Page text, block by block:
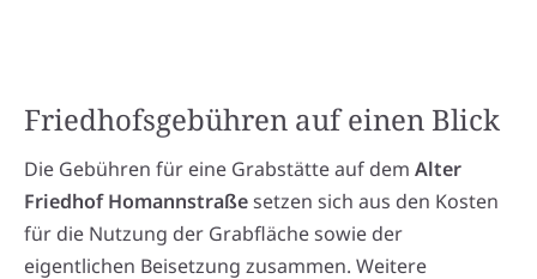
Friedhofsgebühren auf einen Blick
Die Gebühren für eine Grabstätte auf dem Alter
Friedhof Homannstraßesetzen sich aus den Kosten
für die Nutzung der Grabfläche sowie der
eigentlichen Beisetzung zusammen. Weitere